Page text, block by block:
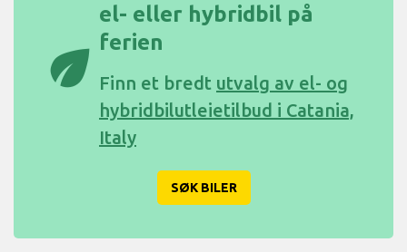
eco
el- eller hybridbil på
ferien
Finn et bredt utvalg av el- og
hybridbilutleietilbud i Catania,
Italy
SØK BILER